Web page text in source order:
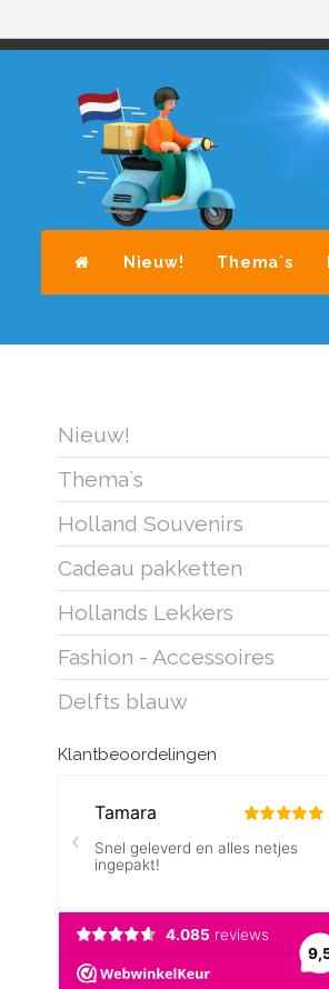
Nieuw! Thema`s
Nieuw!
Thema`s
Holland Souvenirs
Cadeau pakketten
Hollands Lekkers
Fashion - Accessoires
Delfts blauw
Klantbeoordelingen